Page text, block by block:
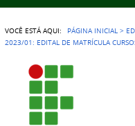
VOCÊ ESTÁ AQUI: PÁGINA INICIAL >
2023/01: EDITAL DE MATRÍCULA